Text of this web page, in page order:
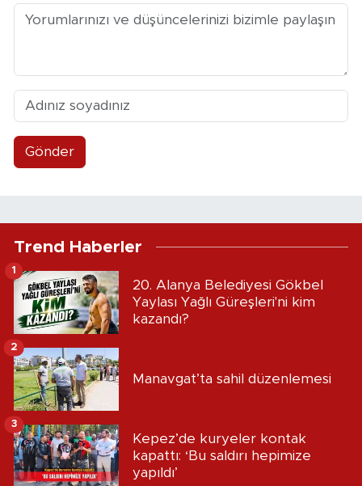
Gönder
Trend Haberler
20. Alanya Belediyesi Gökbel
Yaylası Yağlı Güreşleri'ni kim
kazandı?
1
Manavgat’ta sahil düzenlemesi
2
Kepez’de kuryeler kontak
kapattı: ‘Bu saldırı hepimize
yapıldı’
3